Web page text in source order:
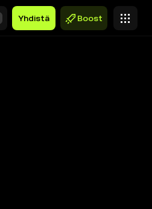
Yhdistä Boost